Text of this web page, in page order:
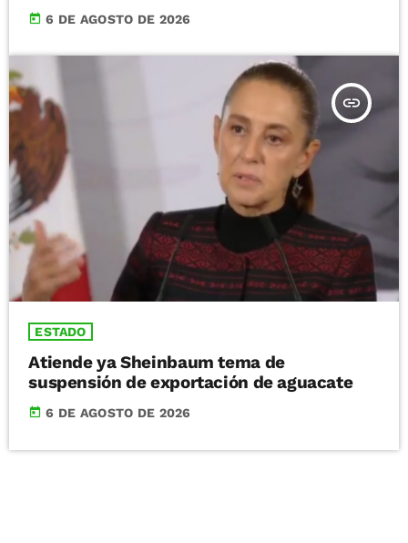
today 6 DE AGOSTO DE 2026
insert_link
ESTADO
Atiende ya Sheinbaum tema de
suspensión de exportación de aguacate
today 6 DE AGOSTO DE 2026